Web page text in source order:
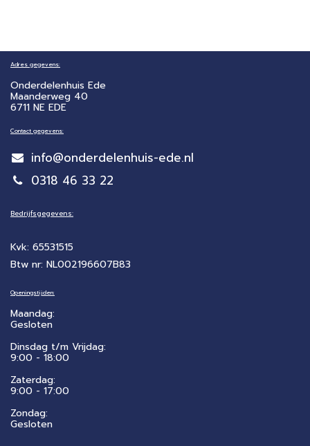
Adres gegevens:
Onderdelenhuis Ede
Maanderweg 40
6711 NE EDE
Contact gegevens:
info@onderdelenhuis-ede.nl
0318 46 33 22
Bedrijfsgegevens:
Kvk: 65531515
Btw nr: NL002196607B83
Openingstijden:
Maandag:
Gesloten
Dinsdag t/m Vrijdag:
9:00 - 18:00
Zaterdag:
​9:00 - 17:00
Zondag:
Gesloten